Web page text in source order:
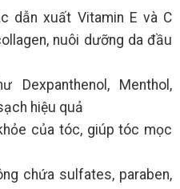
dẫn xuất Vitamin E và C
nuôi dưỡng da đầu
Dexpanthenol, Menthol,
hiệu quả
của tóc, giúp tóc mọc
chứa sulfates, paraben,